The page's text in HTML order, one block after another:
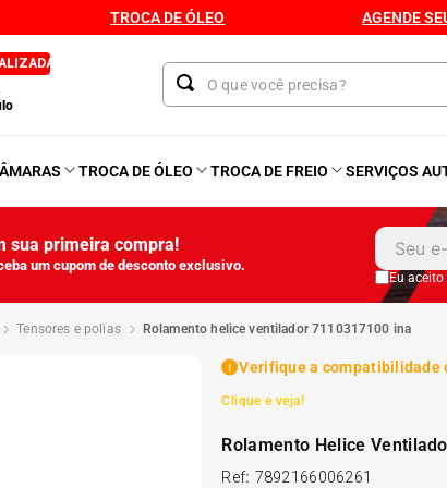
TROCA DE ÓLEO AGENDE
TROCA DE ÓLEO TROCA DE FREIO SERVIÇOS
sua primeira compra!
um cupom de desconto exclusivo.
Eu aceito
tensores e polias rolamento helice ventilador 7110317100 ina
Verifique a compatibilidade
Clique e veja!
Rolamento Helice
Ref: 7892166006261
1º Kit 4 Pneu
2º Kit Pneu
3º Bproauto
Kit 4 Pneu Xbri Aro 13
175 70r14